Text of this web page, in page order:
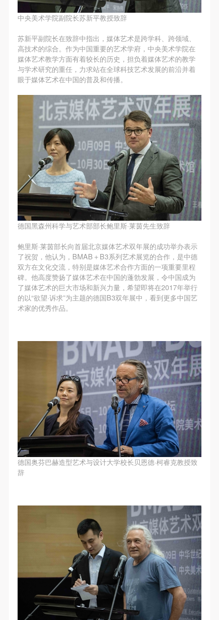
中央美术学院副院长苏新平教授致辞
苏新平副院长在致辞中指出，媒体艺术是跨学科、跨领域、
高技术的综合。作为中国重要的艺术学府，中央美术学院在
媒体艺术教学方面有着较长的历史，担负着媒体艺术的教学
与学术研究的重任，力求站在全球科技艺术发展的前沿并着
眼于媒体艺术在中国的普及和传播。
德国黑森州科学与艺术部部长鲍里斯·莱茵先生致辞
鲍里斯·莱茵部长向首届北京媒体艺术双年展的成功举办表示
了祝贺，他认为，BMAB＋B3系列艺术展览的合作，是中德
双方在文化交流，特别是媒体艺术合作方面的一项重要里程
碑。他高度赞扬了媒体艺术在中国的蓬勃发展，令中国成为
了媒体艺术的巨大市场和新兴力量，希望即将在2017年举行
的以“欲望·诉求”为主题的德国B3双年展中，看到更多中国艺
术家的优秀作品。
德国奥芬巴赫造型艺术与设计大学校长贝恩德·柯睿克教授致
辞
套设备、设施造成个人受伤、伤害他人及造成相应工
具、材料、设备或设施的故障或损坏。参与活动者应
当承当相应的全部责任，并主动赔偿相应的经济损
失。活动中任何非事故当事人及美术馆将不承担人身
事故的任何责任。
中央美术学院美术馆肖像权许可使用协议
民法通则》以及 最高人民法院关于贯彻执行 《中华
人民共和国民法通则》若干问题的意见（试行）>的
有关规定，为明确肖像许可方（甲方）和使用方（乙
方）的权利义务关系，经双方友好协商，甲乙双方就
带有甲方肖像的作品的使用达成如下一致协议：
一、 一般约定
（1）、甲方为本协议中的肖像权人，自愿将自己的
肖像权许可乙方作符合本协议约定和法律规定的用
途。
（2）、乙方中央美术学院美术馆是一所具有标志
院美术馆与时代同行，努力塑造一个开放、自由、学
术的空间氛围，竭诚与各单位、企业、机构、艺术家
和观众进行良好互动。以学院的学术研究为基础，积
极策划国际、国内多视角、多领域的展览、论坛及公
共教育活动，为美院师生、中外艺术家以及社会公众
（3）、乙方为甲方拍摄中央美术学院公共教育部所
二、拍摄内容、使用形式、使用地域范围
（1）、拍摄内容 乙方拍摄的带有甲方肖像的作品内
容包括：①中央美术学院美术馆②中央美术学院校园
内○3由中央美术学院公共教育部策划或执行的一切活
动。
（2）、使用形式 用于中央美术学院图书出版、销售
附带光盘及宣传资料。
使用肖像的媒介限于不损害甲方肖像权的任何媒介
（如杂志、网络等）。
三、肖像权使用期限
四、许可使用费用
带有甲方肖像作品的拍摄费用由乙方承担。
乙方于拍摄完带有甲方肖像的作品无需支付甲方任何
费用。
套设备、设施造成个人受伤、伤害他人及造成相应工
具、材料、设备或设施的故障或损坏。参与活动者应
当承当相应的全部责任，并主动赔偿相应的经济损
失。活动中任何非事故当事人及美术馆将不承担人身
事故的任何责任。
中央美术学院美术馆肖像权许可使用协议
民法通则》以及 最高人民法院关于贯彻执行 《中华
人民共和国民法通则》若干问题的意见（试行）>的
有关规定，为明确肖像许可方（甲方）和使用方（乙
方）的权利义务关系，经双方友好协商，甲乙双方就
带有甲方肖像的作品的使用达成如下一致协议：
一、 一般约定
（1）、甲方为本协议中的肖像权人，自愿将自己的
肖像权许可乙方作符合本协议约定和法律规定的用
途。
（2）、乙方中央美术学院美术馆是一所具有标志
院美术馆与时代同行，努力塑造一个开放、自由、学
术的空间氛围，竭诚与各单位、企业、机构、艺术家
和观众进行良好互动。以学院的学术研究为基础，积
极策划国际、国内多视角、多领域的展览、论坛及公
共教育活动，为美院师生、中外艺术家以及社会公众
（3）、乙方为甲方拍摄中央美术学院公共教育部所
二、拍摄内容、使用形式、使用地域范围
（1）、拍摄内容 乙方拍摄的带有甲方肖像的作品内
容包括：①中央美术学院美术馆②中央美术学院校园
内○3由中央美术学院公共教育部策划或执行的一切活
动。
（2）、使用形式 用于中央美术学院图书出版、销售
附带光盘及宣传资料。
使用肖像的媒介限于不损害甲方肖像权的任何媒介
（如杂志、网络等）。
三、肖像权使用期限
四、许可使用费用
带有甲方肖像作品的拍摄费用由乙方承担。
乙方于拍摄完带有甲方肖像的作品无需支付甲方任何
费用。
套设备、设施造成个人受伤、伤害他人及造成相应工
具、材料、设备或设施的故障或损坏。参与活动者应
当承当相应的全部责任，并主动赔偿相应的经济损
失。活动中任何非事故当事人及美术馆将不承担人身
事故的任何责任。
中央美术学院美术馆肖像权许可使用协议
民法通则》以及 最高人民法院关于贯彻执行 《中华
人民共和国民法通则》若干问题的意见（试行）>的
有关规定，为明确肖像许可方（甲方）和使用方（乙
方）的权利义务关系，经双方友好协商，甲乙双方就
带有甲方肖像的作品的使用达成如下一致协议：
一、 一般约定
（1）、甲方为本协议中的肖像权人，自愿将自己的
肖像权许可乙方作符合本协议约定和法律规定的用
途。
（2）、乙方中央美术学院美术馆是一所具有标志
院美术馆与时代同行，努力塑造一个开放、自由、学
术的空间氛围，竭诚与各单位、企业、机构、艺术家
和观众进行良好互动。以学院的学术研究为基础，积
极策划国际、国内多视角、多领域的展览、论坛及公
共教育活动，为美院师生、中外艺术家以及社会公众
（3）、乙方为甲方拍摄中央美术学院公共教育部所
二、拍摄内容、使用形式、使用地域范围
（1）、拍摄内容 乙方拍摄的带有甲方肖像的作品内
容包括：①中央美术学院美术馆②中央美术学院校园
内○3由中央美术学院公共教育部策划或执行的一切活
动。
（2）、使用形式 用于中央美术学院图书出版、销售
附带光盘及宣传资料。
使用肖像的媒介限于不损害甲方肖像权的任何媒介
（如杂志、网络等）。
三、肖像权使用期限
四、许可使用费用
带有甲方肖像作品的拍摄费用由乙方承担。
乙方于拍摄完带有甲方肖像的作品无需支付甲方任何
费用。